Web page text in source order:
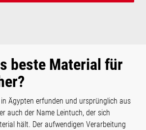
beste Material für
Ägypten erfunden und ursprünglich aus
auch der Name Leintuch, der sich
hält. Der aufwendigen Verarbeitung